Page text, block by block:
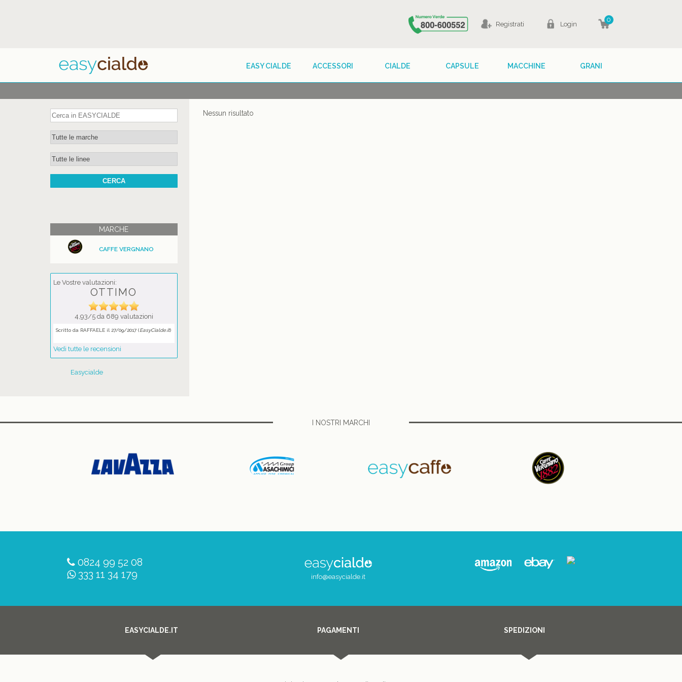
0
Login
Registrati
GRANI
MACCHINE
CAPSULE
CIALDE
ACCESSORI
EASY CIALDE
MARCHE
CAFFE VERGNANO
Le Vostre valutazioni:
OTTIMO
4,93/5 da 689 valutazioni
Scritto da RAFFAELE il 27/09/2017 (EasyCialde.it)
Vedi tutte le recensioni
Easycialde
Nessun risultato
I NOSTRI MARCHI
0824 99 52 08
333 11 34 179
info@easycialde.it
EASYCIALDE.IT PAGAMENTI SPEDIZIONI